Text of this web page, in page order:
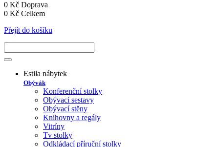
0 Kč Doprava
0 Kč Celkem
Přejít do košíku
Estila nábytek
Obývák
Konferenční stolky
Obývací sestavy
Obývací stěny
Knihovny a regály
Vitríny
Tv stolky
Odkládací příruční stolky